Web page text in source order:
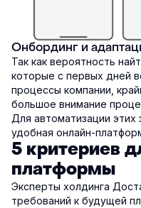
Онбординг и
Так как вероятность
которые с первых дней
процессы компании,
большое внимание
Для автоматизации этих
удобная онлайн-
5 критериев
платформы
Эксперты холдинга
требований к будущей